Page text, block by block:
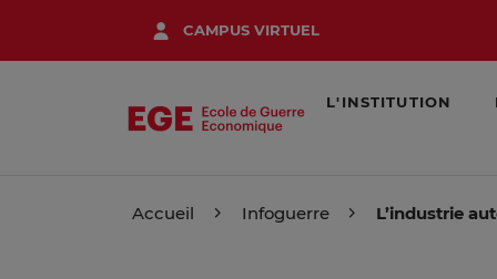
contenu
CAMPUS VIRTUEL
L'INSTITUTION
Accueil Infoguerre L’industrie